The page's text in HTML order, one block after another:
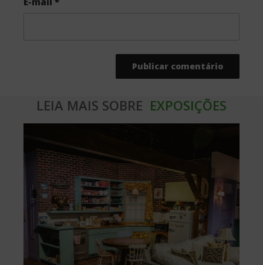
LEIA MAIS SOBRE EXPOSIÇÕES